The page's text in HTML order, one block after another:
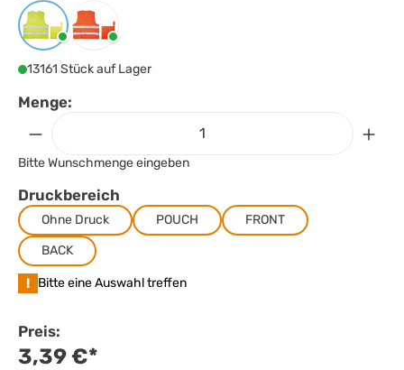
Farbeauswählen
Gelb Orange
13161 Stück auf Lager
Menge:
Bitte Wunschmenge eingeben
Druckbereich
Ohne Druck POUCH
FRONT
BACK
! Bitte eine Auswahl treffen
Preis:
3,39 €*